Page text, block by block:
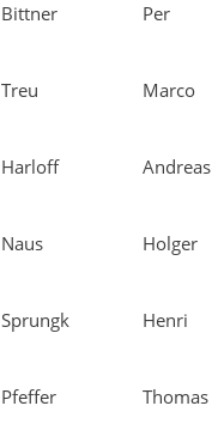
Bittner Per
Treu Marco
Harloff Andreas
Naus Holger
Sprungk Henri
Pfeffer Thomas